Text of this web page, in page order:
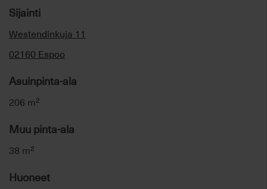
Sijainti
Westendinkuja 11
02160 Espoo
Asuinpinta-ala
206 m²
Muu pinta-ala
38 m²
Huoneet